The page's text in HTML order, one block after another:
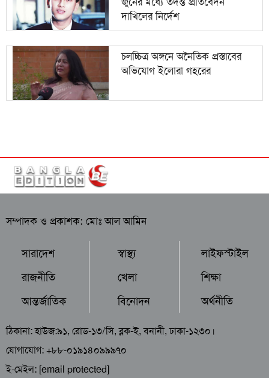
দাখিলের নির্দেশ
চলচ্চিত্র অঙ্গনে অনৈতিক প্রস্তাবের
অভিযোগ ইলোরা গহরের
সম্পাদক ও প্রকাশক: মোঃ আল আমিন
সারাদেশ
রাজনীতি
আন্তর্জাতিক
স্বাস্থ্য
খেলা
বিনোদন
লাইফস্টাইল
শিক্ষা
অর্থনীতি
ঠিকানা: হাউজ:৯১, রোড-১৩/সি, ব্লক-ই, বনানী, ঢাকা-১২৩০।
যোগাযোগ: +৮৮-০১৯১৪০৯৯৯৭০
ই-মেইল: [email protected]